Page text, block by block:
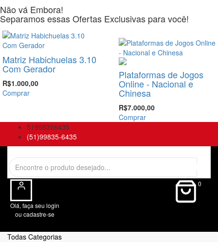
Não vá Embora!
Separamos essas Ofertas Exclusivas para você!
Matriz Habichuelas 3.10
Com Gerador
R$1.000,00
Comprar
Plataformas de Jogos
Online - Nacional e
Chinesa
R$7.000,00
Comprar
51998356435
(51)99835-6435
Olá, faça seu login
ou cadastre-se
0
Todas Categorias